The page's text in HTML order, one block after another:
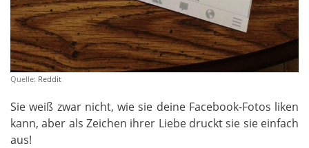
Quelle: Reddit
Sie weiß zwar nicht, wie sie deine Facebook-Fotos liken
kann, aber als Zeichen ihrer Liebe druckt sie sie einfach
aus!